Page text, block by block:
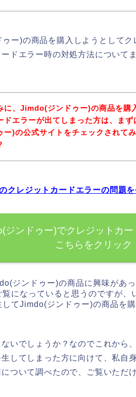
ー)の商品を購入しようとして
ドエラー時の対処方法について
に、Jimdo(ジンドゥー)の商品を購
ドエラーが出てしまった方は、ま
ー)の公式サイトをチェックされて
クレジットカードエラーの問題
ジンドゥー)でクレジットカ
こちらをクリック
ジンドゥー)の商品に興味があ
になっていると思うのですが、
してJimdo(ジンドゥー)の商品を
いでしょうか？なのでこれから
してしまった方に向けて、私自
ついて調べたので、ご覧いただ